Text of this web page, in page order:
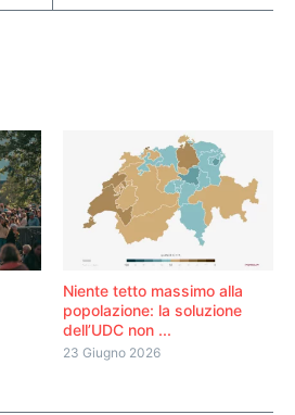
Niente tetto massimo alla
popolazione: la soluzione
dell’UDC non ...
23 Giugno 2026